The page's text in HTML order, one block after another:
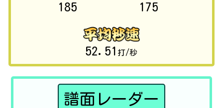
185 175
52.51 打/秒
譜面レーダー